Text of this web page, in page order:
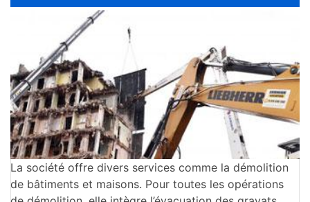
La société offre divers services comme la démolition
de bâtiments et maisons. Pour toutes les opérations